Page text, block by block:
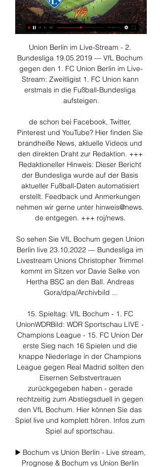
Union Berlin im Live-Stream - 2.
Bundesliga 19.05.2019 — VfL Bochum
gegen den 1. FC Union Berlin im Live-
Stream: Zweitligist 1. FC Union kann
erstmals in die Fußball-Bundesliga
aufsteigen.
de schon bei Facebook, Twitter,
Pinterest und YouTube? Hier finden Sie
brandheiße News, aktuelle Videos und
den direkten Draht zur Redaktion. +++
Redaktioneller Hinweis: Dieser Bericht
der Bundesliga wurde auf der Basis
aktueller Fußball-Daten automatisiert
erstellt. Feedback und Anmerkungen
nehmen wir gerne unter hinweis@news.
de entgegen. +++ roj/news.
So sehen Sie VfL Bochum gegen Union
Berlin live 23.10.2022 — Bundesliga im
Livestream Unions Christopher Trimmel
kommt im Sitzen vor Davie Selke von
Hertha BSC an den Ball. Andreas
Gora/dpa/Archivbild ...
15. Spieltag: VfL Bochum - 1. FC
UnionWDRBild: WDR Sportschau LIVE -
Champions League - 15. FC Union Der
erste Sieg nach 16 Spielen und die
knappe Niederlage in der Champions
League gegen Real Madrid sollten den
Eisernen Selbstvertrauen
zurückgegeben haben - gerade
rechtzeitig zum Abstiegsduell in gegen
den VfL Bochum. Hier können Sie das
Spiel live und komplett hören. Infos zum
Spiel auf sportschau.
▶️ Bochum vs Union Berlin - Live stream,
Prognose & Bochum vs Union Berlin